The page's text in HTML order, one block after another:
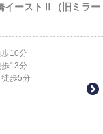
イーストⅡ（旧ミラー
歩10分
歩13分
徒歩5分